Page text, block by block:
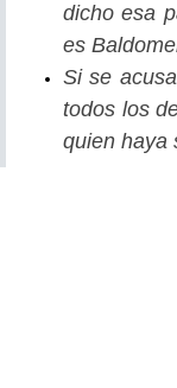
dicho esa
es
Si se
todos los
quien haya